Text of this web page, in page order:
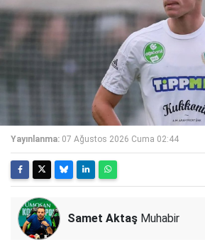
Yayınlanma: 07 Ağustos 2026 Cuma 02:44
Samet Aktaş Muhabir